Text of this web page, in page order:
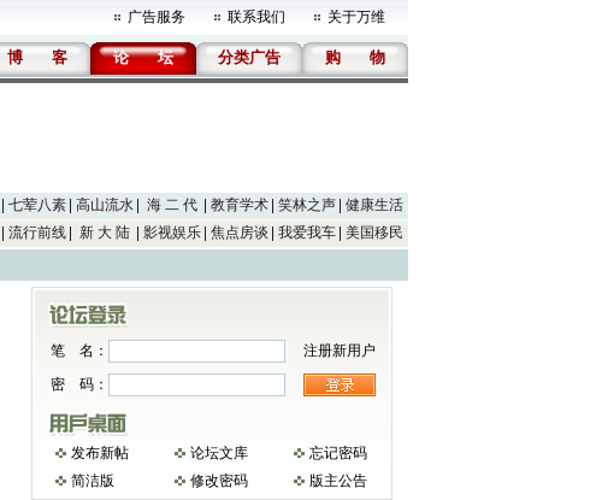
广告服务 联系我们 关于万维
博 客 论 坛 分类广告 购 物
七荤八素 高山流水 海 二 代 教育学术 笑林之声
健康生活
流行前线 新 大 陆 影视娱乐 焦点房谈 我爱我车 美国移民
笔 名：
注册新用户
密 码：
发布新帖 论坛文库
忘记密码
简洁版
修改密码 版主公告